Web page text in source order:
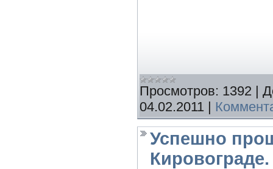
Просмотров: 1392 |
04.02.2011 |
Успешно
Кировограде.